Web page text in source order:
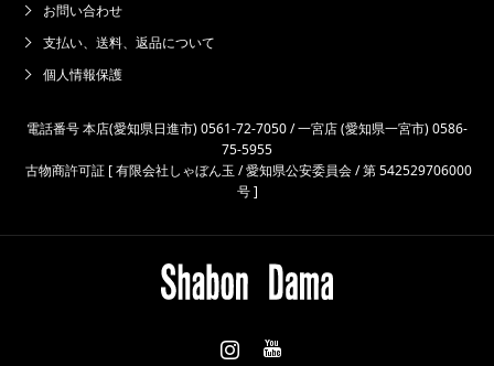
お問い合わせ
支払い、送料、返品について
個人情報保護
電話番号 本店(愛知県日進市) 0561-72-7050 / 一宮店 (愛知県一宮市) 0586-
75-5955
古物商許可証 [ 有限会社しゃぼん玉 / 愛知県公安委員会 / 第 542529706000
号 ]